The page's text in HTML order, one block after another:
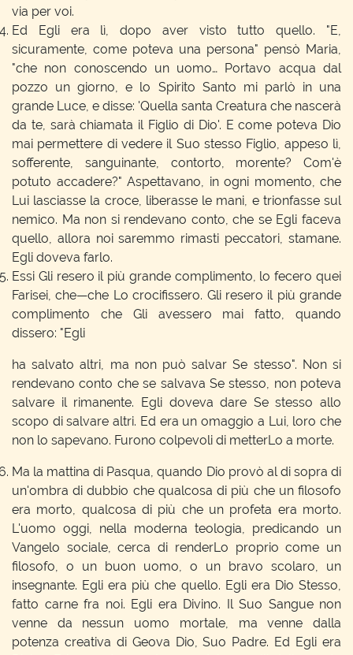
via per voi.
Ed Egli era lì, dopo aver visto tutto quello. "E,
sicuramente, come poteva una persona" pensò Maria,
"che non conoscendo un uomo… Portavo acqua dal
pozzo un giorno, e lo Spirito Santo mi parlò in una
grande Luce, e disse: 'Quella santa Creatura che nascerà
da te, sarà chiamata il Figlio di Dio'. E come poteva Dio
mai permettere di vedere il Suo stesso Figlio, appeso lì,
sofferente, sanguinante, contorto, morente? Com'è
potuto accadere?" Aspettavano, in ogni momento, che
Lui lasciasse la croce, liberasse le mani, e trionfasse sul
nemico. Ma non si rendevano conto, che se Egli faceva
quello, allora noi saremmo rimasti peccatori, stamane.
Egli doveva farlo.
Essi Gli resero il più grande complimento, lo fecero quei
Farisei, che—che Lo crocifissero. Gli resero il più grande
complimento che Gli avessero mai fatto, quando
dissero: "Egli
ha salvato altri, ma non può salvar Se stesso". Non si
rendevano conto che se salvava Se stesso, non poteva
salvare il rimanente. Egli doveva dare Se stesso allo
scopo di salvare altri. Ed era un omaggio a Lui, loro che
non lo sapevano. Furono colpevoli di metterLo a morte.
Ma la mattina di Pasqua, quando Dio provò al di sopra di
un'ombra di dubbio che qualcosa di più che un filosofo
era morto, qualcosa di più che un profeta era morto.
L'uomo oggi, nella moderna teologia, predicando un
Vangelo sociale, cerca di renderLo proprio come un
filosofo, o un buon uomo, o un bravo scolaro, un
insegnante. Egli era più che quello. Egli era Dio Stesso,
fatto carne fra noi. Egli era Divino. Il Suo Sangue non
venne da nessun uomo mortale, ma venne dalla
potenza creativa di Geova Dio, Suo Padre. Ed Egli era